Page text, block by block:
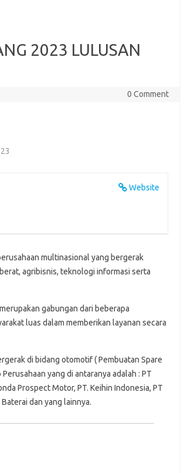
2023 LULUSAN
0 Comment
Website
multinasional yang bergerak
agribisnis, teknologi informasi serta
gabungan dari beberapa
luas dalam memberikan layanan secara
di bidang otomotif ( Pembuatan Spare
yang di antaranya adalah : PT
Prospect Motor, PT. Keihin Indonesia, PT
Baterai dan yang lainnya.